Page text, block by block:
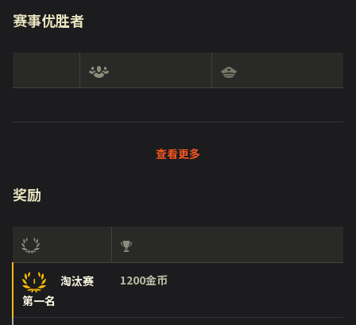
赛事优胜者
查看更多
奖励
淘汰赛
第一名
1200金币